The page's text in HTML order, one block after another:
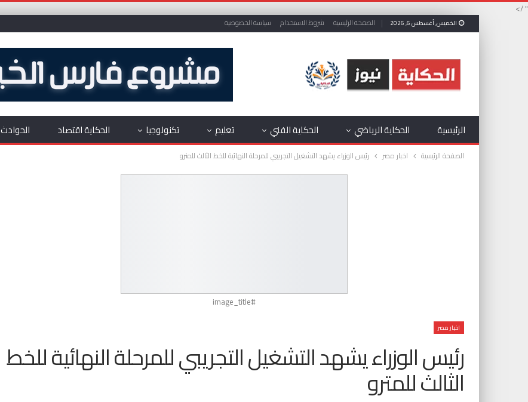
" />
الخميس, أغسطس 6, 2026 الصفحة الرئيسية شروط الاستخدام سياسة الخصوصية
الرئيسية الحكاية الرياضي الحكاية الفني تعليم تكنولوجيا الحكاية اقتصاد الحوادث
الصفحة الرئيسية اخبار مصر رئيس الوزراء يشهد التشغيل التجريبي للمرحلة النهائية للخط الثالث للمترو
#image_title
اخبار مصر
رئيس الوزراء يشهد التشغيل التجريبي للمرحلة النهائية للخط
الثالث للمترو